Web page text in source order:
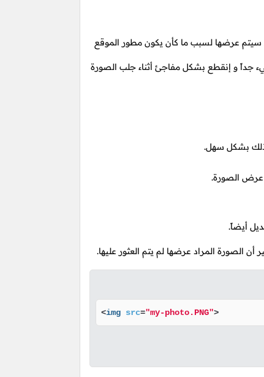
عرضها لسبب ما كأن يكون مطور الموقع
جداً و إنقطع بشكل مفاجئ أثناء جلب الصورة
بشكل سهل.
عرض الصورة.
أيضاً.
الصورة المراد عرضها لم يتم العثور عليها.
<img src="my-photo.PNG">